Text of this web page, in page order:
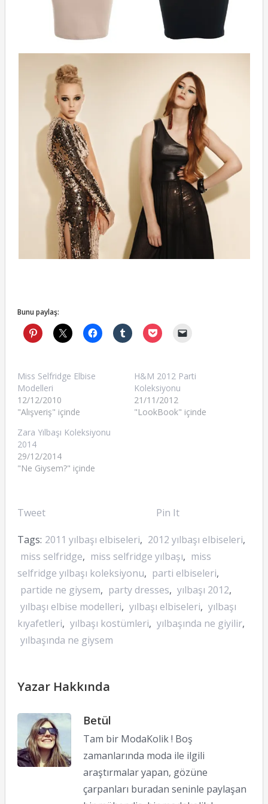
Bunu paylaş:
Miss Selfridge Elbise
Modelleri
12/12/2010
"Alışveriş" içinde
H&M 2012 Parti
Koleksiyonu
21/11/2012
"LookBook" içinde
Zara Yılbaşı Koleksiyonu
2014
29/12/2014
"Ne Giysem?" içinde
Tweet Pin It
Tags: 2011 yılbaşı elbiseleri, 2012 yılbaşı elbiseleri,
miss selfridge, miss selfridge yılbaşı, miss
selfridge yılbaşı koleksiyonu, parti elbiseleri,
partide ne giysem, party dresses, yılbaşı 2012,
yılbaşı elbise modelleri, yılbaşı elbiseleri, yılbaşı
kıyafetleri, yılbaşı kostümleri, yılbaşında ne giyilir,
yılbaşında ne giysem
Yazar Hakkında
Betül
Tam bir ModaKolik ! Boş
zamanlarında moda ile ilgili
araştırmalar yapan, gözüne
çarpanları buradan seninle paylaşan